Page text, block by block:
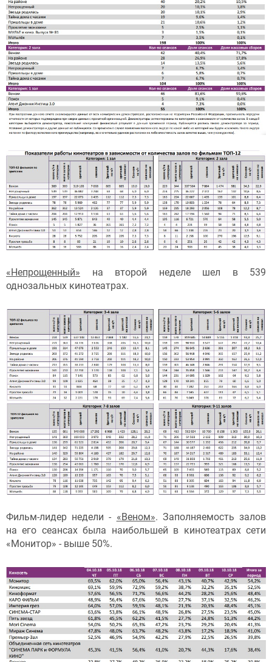
«Непрощенный» на второй неделе шел в 539
однозальных кинотеатрах.
Фильм-лидер недели - «Веном». Заполняемость залов
на его сеансах была наибольшей в кинотеатрах сети
«Монитор» - выше 50%.